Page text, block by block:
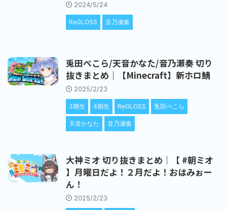
2024/5/24
ReGLOSS 音乃瀬奏
兎田ぺこら/天音かなた/音乃瀬奏 切り
抜きまとめ｜【Minecraft】新ホロ鯖
2025/2/23
3期生 4期生 ReGLOSS 兎田ぺこら
天音かなた 音乃瀬奏
大神ミオ 切り抜きまとめ｜【 #朝ミオ
】月曜日だよ！２月だよ！おはみぉー
ん！
2025/2/23